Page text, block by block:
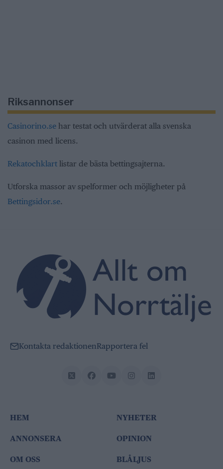
Riksannonser
Casinorino.se har testat och utvärderat alla svenska
casinon med licens.
Rekatochklart listar de bästa bettingsajterna.
Utforska massor av spelformer och möjligheter på
Bettingsidor.se.
Kontakta redaktionenRapportera fel
HEM
ANNONSERA
OM OSS
NYHETER
OPINION
BLÅLJUS